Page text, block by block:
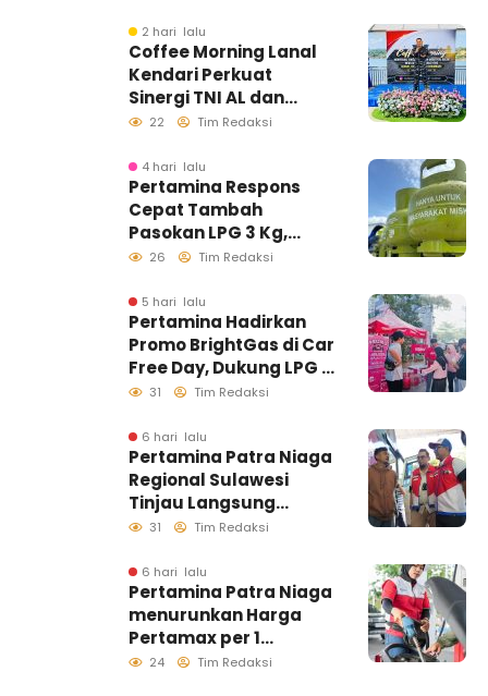
2 hari lalu
Coffee Morning Lanal
Kendari Perkuat
Sinergi TNI AL dan
Insan Pers Wujudkan
22 Tim Redaksi
4 hari lalu
Pertamina Respons
Cepat Tambah
Pasokan LPG 3 Kg,
Kondisi Penyaluran di
Berlangsung Kondusif
26 Tim Redaksi
5 hari lalu
Pertamina Hadirkan
Promo BrightGas di Car
Free Day, Dukung LPG 3
Kg Tepat Sasaran
31 Tim Redaksi
6 hari lalu
Pertamina Patra Niaga
Regional Sulawesi
Tinjau Langsung
Pelayanan SPBU di
Distribusi Biosolar
Berjalan Optimal
31 Tim Redaksi
6 hari lalu
Pertamina Patra Niaga
menurunkan Harga
Pertamax per 1
Agustus 2026
24 Tim Redaksi